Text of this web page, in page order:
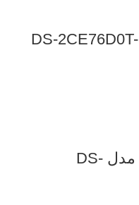
دوربین دام هایک ویژن مدل DS-2CE76D0T-
دوربین مداربسته هایک‌ویژن مدل DS-